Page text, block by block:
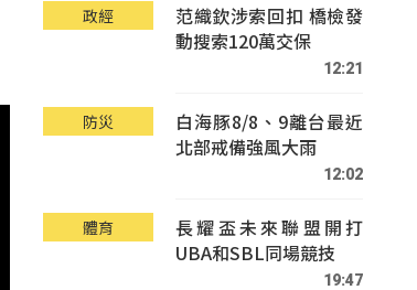
政經
范織欽涉索回扣 橋檢發
動搜索120萬交保
12:21
防災
白海豚8/8、9離台最近
北部戒備強風大雨
12:02
體育
長耀盃未來聯盟開打
UBA和SBL同場競技
19:47